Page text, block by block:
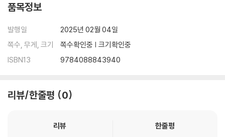
품목정보
발행일
2025년 02월 04일
쪽수, 무게, 크기
쪽수확인중 | 크기확인중
ISBN13
9784088843940
리뷰/한줄평 0
리뷰
한줄평